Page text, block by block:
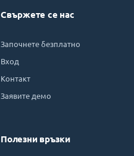
Свържете се нас
Започнете безплатно
Вход
Контакт
Заявите демо
Полезни връзки